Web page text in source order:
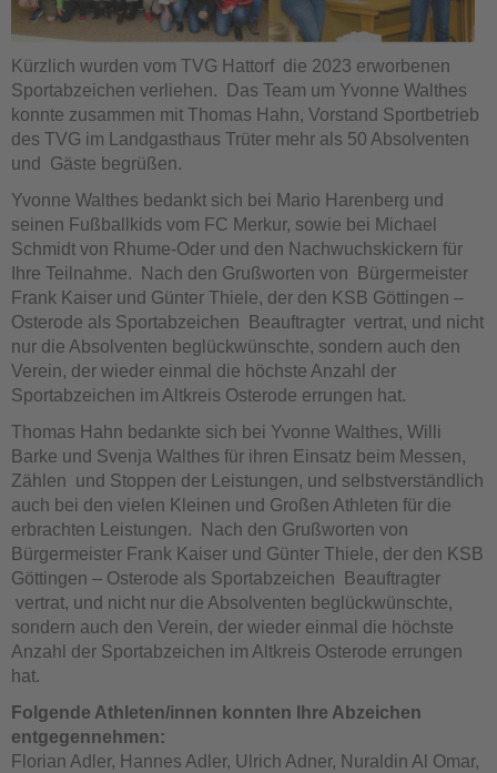
Kürzlich wurden vom TVG Hattorf die 2023 erworbenen
Sportabzeichen verliehen. Das Team um Yvonne Walthes
konnte zusammen mit Thomas Hahn, Vorstand Sportbetrieb
des TVG im Landgasthaus Trüter mehr als 50 Absolventen
und Gäste begrüßen.
Yvonne Walthes bedankt sich bei Mario Harenberg und
seinen Fußballkids vom FC Merkur, sowie bei Michael
Schmidt von Rhume-Oder und den Nachwuchskickern für
Ihre Teilnahme. Nach den Grußworten von Bürgermeister
Frank Kaiser und Günter Thiele, der den KSB Göttingen –
Osterode als Sportabzeichen Beauftragter vertrat, und nicht
nur die Absolventen beglückwünschte, sondern auch den
Verein, der wieder einmal die höchste Anzahl der
Sportabzeichen im Altkreis Osterode errungen hat.
Thomas Hahn bedankte sich bei Yvonne Walthes, Willi
Barke und Svenja Walthes für ihren Einsatz beim Messen,
Zählen und Stoppen der Leistungen, und selbstverständlich
auch bei den vielen Kleinen und Großen Athleten für die
erbrachten Leistungen. Nach den Grußworten von
Bürgermeister Frank Kaiser und Günter Thiele, der den KSB
Göttingen – Osterode als Sportabzeichen Beauftragter
vertrat, und nicht nur die Absolventen beglückwünschte,
sondern auch den Verein, der wieder einmal die höchste
Anzahl der Sportabzeichen im Altkreis Osterode errungen
hat.
Folgende Athleten/innen konnten Ihre Abzeichen
entgegennehmen:
Florian Adler, Hannes Adler, Ulrich Adner, Nuraldin Al Omar,